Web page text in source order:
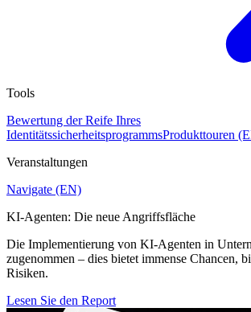
Tools
Bewertung der Reife Ihres
IdentitätssicherheitsprogrammsProdukttouren
Veranstaltungen
Navigate (EN)
KI-Agenten: Die neue Angriffsfläche
Die Implementierung von KI-Agenten in
zugenommen – dies bietet immense Chancen,
Risiken.
Lesen Sie den Report